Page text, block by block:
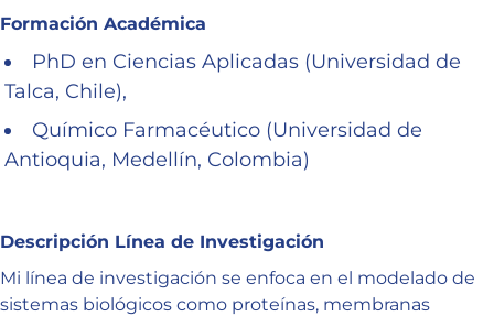
Formación Académica
PhD en Ciencias Aplicadas (Universidad de
Talca, Chile),
Químico Farmacéutico (Universidad de
Antioquia, Medellín, Colombia)
Descripción Línea de Investigación
Mi línea de investigación se enfoca en el modelado de
sistemas biológicos como proteínas, membranas